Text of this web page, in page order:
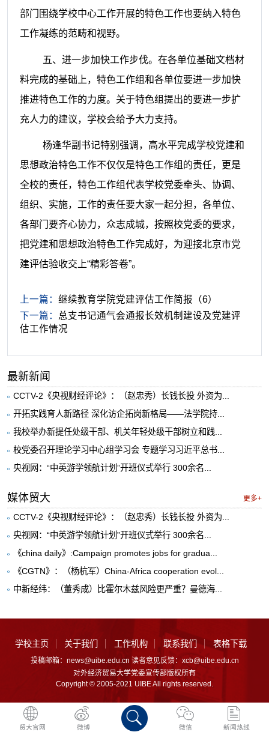
部门围绕学校中心工作开展的特色工作也要纳入特色
工作凝练的范畴和视野。
五、进一步加快工作步伐。在各单位基础文档材
料完成的基础上，特色工作组和各单位要进一步加快
推进特色工作的力度。关于特色组提出的要进一步扩
充人力的建议，学校会给予大力支持。
杨逢华副书记特别强调，高水平完成学校党建和
思想政治特色工作不仅仅是特色工作组的责任，更是
全校的责任，特色工作组代表学校党委牵头、协调、
组织、实施，工作的责任要大家一起分担，各单位、
各部门要齐心协力，众志成城，按照校党委的要求，
把党建和思想政治特色工作完成好，为迎接北京市党
建评估验收交上“精彩答卷”。
上一篇： 继续教育学院党建评估工作简报（6）
下一篇： 总支书记通气会通报长效机制建设及党建评
估工作情况
最新新闻
CCTV-2《央视财经评论》：（赵忠秀）长钱长投 外资为...
开拓实践育人新路径 深化访企拓岗新格局——法学院持...
我校举办新提任处级干部、机关年轻处级干部树立和践...
校党委召开理论学习中心组学习会 专题学习习近平总书...
央视网：“中英游学领航计划”开班仪式举行 300余名...
媒体贸大 更多+
CCTV-2《央视财经评论》：（赵忠秀）长钱长投 外资为...
央视网：“中英游学领航计划”开班仪式举行 300余名...
《china daily》:Campaign promotes jobs for gradua...
《CGTN》：（杨杭军）China-Africa cooperation evol...
中新经纬：（董秀成）比霍尔木兹风险更严重？曼德海...
学校主页 关于我们 工作机构 联系我们 表格下载
投稿邮箱：news@uibe.edu.cn 读者意见反馈：xcb@uibe.edu.cn
对外经济贸易大学党委宣传部版权所有
Copyright © 2005-2021 UIBE All rights reserved.
贸大官网 微博 微信 新闻热线